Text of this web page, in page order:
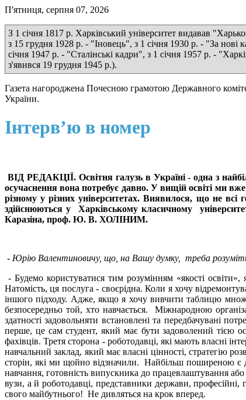
П'ятниця, серпня 07, 2026
З 1 січня 1817 р. Харківський університет видавав
з 15 грудня 1928 р. - "Іновець", з 1 січня 1930 р. - "За нові
січня 1947 р. - "Сталінські кадри", з 1 січня 1957 р. -
з'явився 19 грудня 1945 р.).
Газета нагороджена Почесною грамотою Державного
України.
Інтерв’ю в номер
ВІД РЕДАКЦІЇ. Освітня галузь в Україні - одна з
осучаснення вона потребує давно. У вищій освіті ми
різному у різних університетах. Виявилося, що не всі
здійснюються у Харківському класичному
Каразіна, проф. Ю. В. ХОЛІНИМ.
- Юрію Валентиновичу, що, на Вашу думку, треба
- Будемо користуватися тим розумінням «якості
Натомість, ця послуга - своєрідна. Коли я хочу
іншого підходу. Адже, якщо я хочу вивчити таблицю
безпосередньо той, хто навчається. Міжнародною
здатності задовольняти встановлені та передбачувані
перше, це сам студент, який має бути задоволений тією
фахівців. Третя сторона - роботодавці, які мають власні
навчальний заклад, який має власні цінності, стратегію
сторін, які ми щойно відзначили. Найбільш поширеною є
навчання, готовність випускника до працевлаштування
вузи, а й роботодавці, представники держави, професійні,
свого майбутнього! Не дивляться на крок вперед.